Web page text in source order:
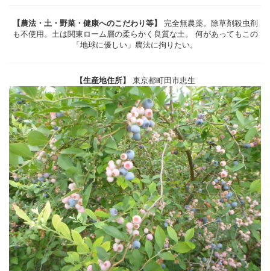
【農法・土・野菜・健康へのこだわり等】 完全無農薬。除草剤殺虫剤
も不使用。土は関東ローム層の柔らかく良質な土。 何があってもこの
「地球に優しい」農法に拘りたい。
【生産地住所】 東京都町田市忠生